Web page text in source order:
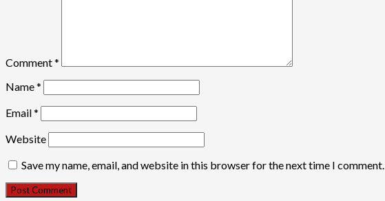
Comment*
Name*
Email*
Website
Save my name, email, and website in this browser for the next time I comment.